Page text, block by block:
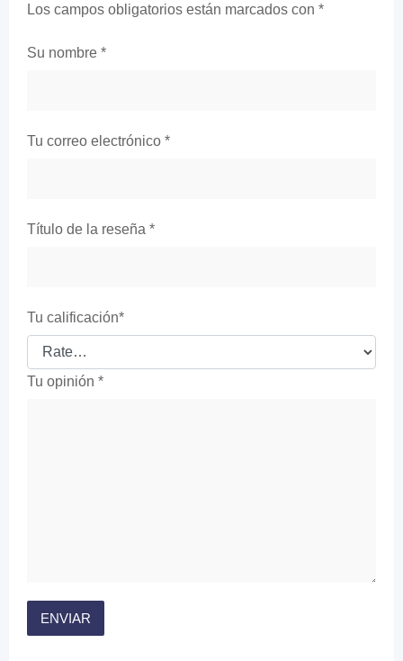
Los campos obligatorios están marcados con *
Su nombre *
Tu correo electrónico *
Título de la reseña *
Tu calificación*
Tu opinión *